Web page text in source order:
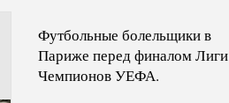
Футбольные болельщики в
Париже перед финалом Лиги
Чемпионов УЕФА.